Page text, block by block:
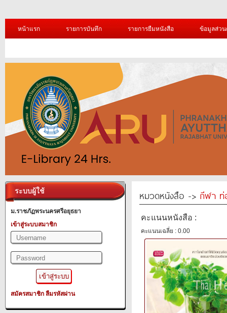
หน้าแรก รายการบันทึก รายการยืมหนังสือ ข้อมูลส่ว
ระบบผู้ใช้
ม.ราชภัฏพระนครศรีอยุธยา
เข้าสู่ระบบสมาชิก
สมัครสมาชิก ลืมรหัสผ่าน
หมวดหนังสือ -> กีฬา ท่
คะแนนหนังสือ :
คะแนนเฉลี่ย : 0.00